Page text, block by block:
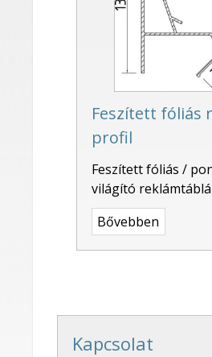
Feszített fóliás
profil
Feszített fóliás /
világító
Bővebben
Kapcsolat